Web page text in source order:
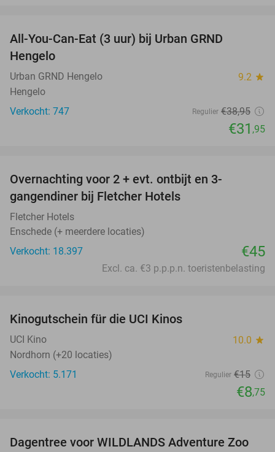
All-You-Can-Eat (3 uur) bij Urban GRND
Hengelo
Urban GRND Hengelo 9.2 star
Hengelo
Verkocht: 747
Regulier €38,95
€31 ,95
Overnachting voor 2 + evt. ontbijt en 3-
gangendiner bij Fletcher Hotels
Fletcher Hotels
Enschede (+ meerdere locaties)
Verkocht: 18.397
€45
Excl. ca. €3 p.p.p.n. toeristenbelasting
Kinogutschein für die UCI Kinos
UCI Kino 10.0 star
Nordhorn (+20 locaties)
Verkocht: 5.171
Regulier €15
€8,75
24%
Dagentree voor WILDLANDS Adventure Zoo